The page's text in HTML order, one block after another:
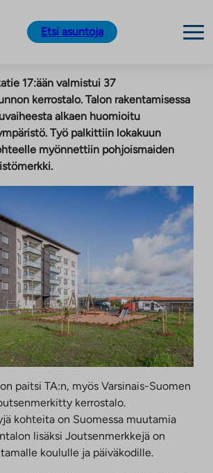
Etsi asuntoja
17:ään valmistui 37
kerrostalo. Talon rakentamisessa
alkaen huomioitu
Työ palkittiin lokakuun
myönnettiin pohjoismaiden
paitsi TA:n, myös Varsinais-Suomen
kerrostalo.
kohteita on Suomessa muutamia
lisäksi Joutsenmerkkejä on
koululle ja päiväkodille.